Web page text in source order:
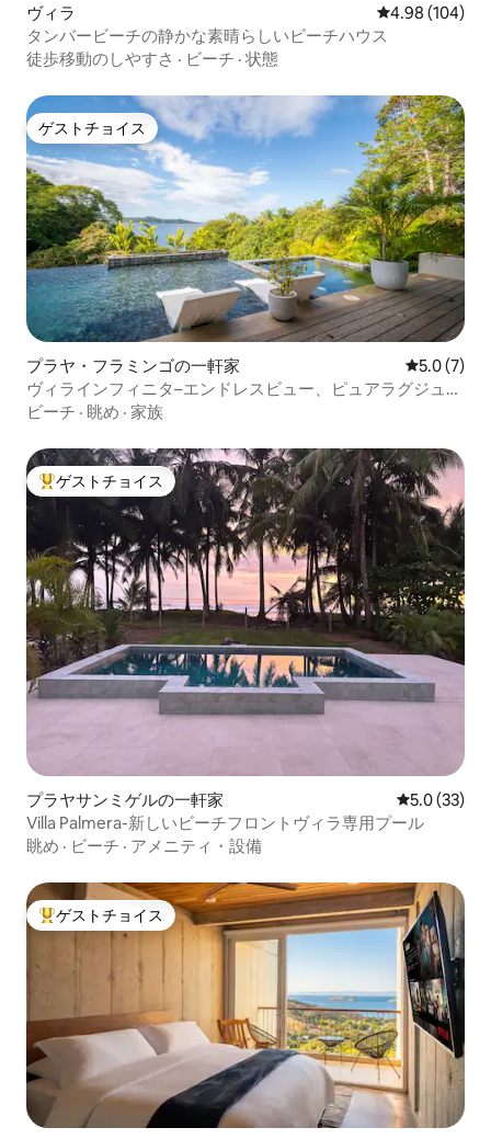
ヴィラ レビュー104
4.98 (104)
タンバービーチの静かな素晴らしいビーチハウス
徒歩移動のしやすさ · ビーチ · 状態
ゲストチョイス
ゲストチョイス
プラヤ・フラミンゴの一軒家 レビュー7
5.0 (7)
ヴィラインフィニタ–エンドレスビュー、ピュアラグジュア
リーリビング
ビーチ · 眺め · 家族
大好評のゲストチョイスです。
ゲストチョイス
プラヤサンミゲルの一軒家 レビュー33
5.0 (33)
Villa Palmera-新しいビーチフロントヴィラ専用プール
眺め · ビーチ · アメニティ・設備
大好評のゲストチョイスです。
ゲストチョイス